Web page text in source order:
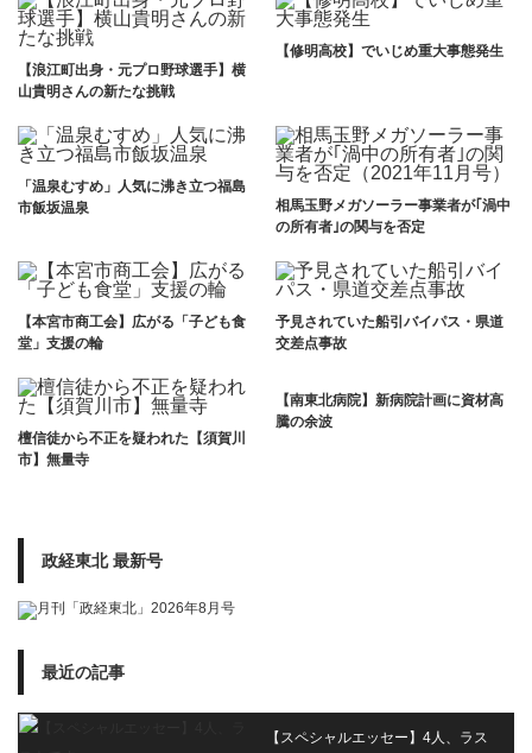
【浪江町出身・元プロ野球選手】横
山貴明さんの新たな挑戦
【修明高校】でいじめ重大事態発生
「温泉むすめ」人気に沸き立つ福島
市飯坂温泉
相馬玉野メガソーラー事業者が｢渦中
の所有者｣の関与を否定
【本宮市商工会】広がる「子ども食
堂」支援の輪
予見されていた船引バイパス・県道
交差点事故
檀信徒から不正を疑われた【須賀川
市】無量寺
【南東北病院】新病院計画に資材高
騰の余波
政経東北 最新号
最近の記事
【スペシャルエッセー】4人、ラス